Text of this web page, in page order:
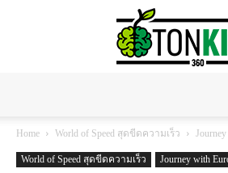
Home World of Speed สุดขีดความเร็ว
World of Speed สุดขีดความเร็ว Journey with